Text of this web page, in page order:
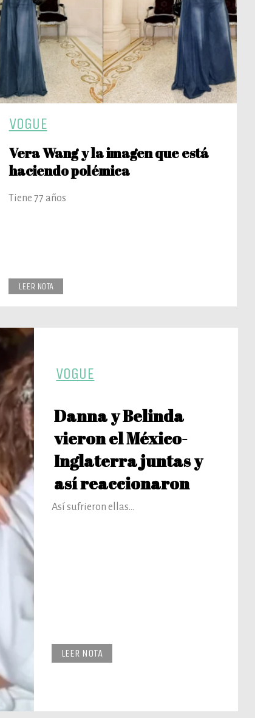
VOGUE
Vera Wang y la imagen que está
haciendo polémica
Tiene 77 años
LEER NOTA
VOGUE
Danna y Belinda
vieron el México-
Inglaterra juntas y
así reaccionaron
Así sufrieron ellas...
LEER NOTA